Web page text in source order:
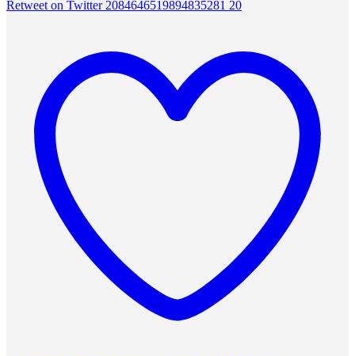
Retweet on Twitter 2084646519894835281 20